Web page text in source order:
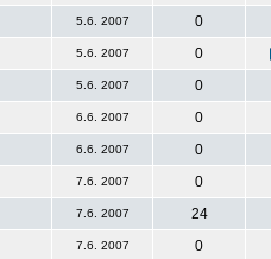
5.6. 2007
0
5.6. 2007
0
5.6. 2007
0
6.6. 2007
0
6.6. 2007
0
7.6. 2007
0
7.6. 2007
24
7.6. 2007
0